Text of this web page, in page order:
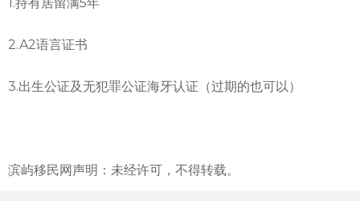
2.A2语言证书
3.出生公证及无犯罪公证海牙认证（过期的也可以）
滨屿移民网声明：未经许可，不得转载。